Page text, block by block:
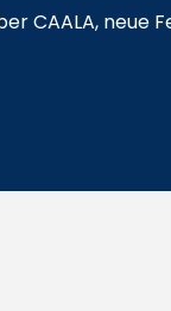
CAALA, neue